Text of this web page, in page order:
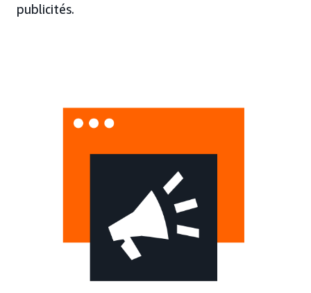
publicités.